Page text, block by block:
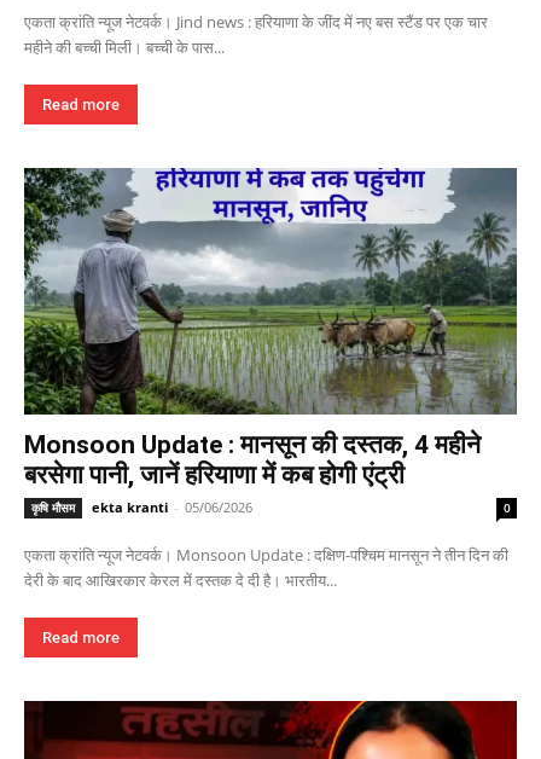
एकता क्रांति न्यूज नेटवर्क। Jind news : हरियाणा के जींद में नए बस स्टैंड पर एक चार
महीने की बच्ची मिली। बच्ची के पास...
Read more
Monsoon Update : मानसून की दस्तक, 4 महीने
बरसेगा पानी, जानें हरियाणा में कब होगी एंट्री
कृषि मौसम ekta kranti - 05/06/2026 0
एकता क्रांति न्यूज नेटवर्क। Monsoon Update : दक्षिण-पश्चिम मानसून ने तीन दिन की
देरी के बाद आखिरकार केरल में दस्तक दे दी है। भारतीय...
Read more